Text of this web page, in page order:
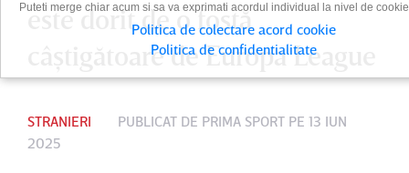
este dorit de o fostă
câştigătoare de Europa League
STRANIERI PUBLICAT DE PRIMA SPORT PE 13 IUN
2025
Puteti merge chiar acum si sa va exprimati acordul individual la nivel de
Politica de colectare acord cookie
Politica de confidentialitate